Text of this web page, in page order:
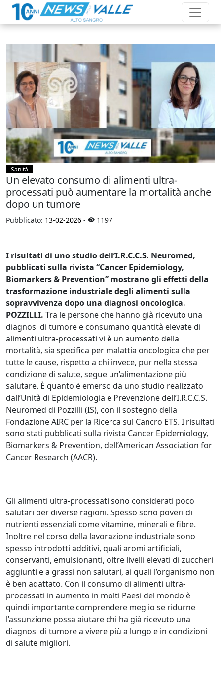
Sanità
Un elevato consumo di alimenti ultra-
processati può aumentare la mortalità anche
dopo un tumore
Pubblicato: 13-02-2026 - 1197
I risultati di uno studio dell’I.R.C.C.S. Neuromed,
pubblicati sulla rivista “Cancer Epidemiology,
Biomarkers & Prevention” mostrano gli effetti della
trasformazione industriale degli alimenti sulla
sopravvivenza dopo una diagnosi oncologica.
POZZILLI. Tra le persone che hanno già ricevuto una
diagnosi di tumore e consumano quantità elevate di
alimenti ultra-processati vi è un aumento della
mortalità, sia specifica per malattia oncologica che per
tutte le cause, rispetto a chi invece, pur nella stessa
condizione di salute, segue un’alimentazione più
salutare. È quanto è emerso da uno studio realizzato
dall’Unità di Epidemiologia e Prevenzione dell’I.R.C.C.S.
Neuromed di Pozzilli (IS), con il sostegno della
Fondazione AIRC per la Ricerca sul Cancro ETS. I risultati
sono stati pubblicati sulla rivista Cancer Epidemiology,
Biomarkers & Prevention, dell’American Association for
Cancer Research (AACR).
Gli alimenti ultra-processati sono considerati poco
salutari per diverse ragioni. Spesso sono poveri di
nutrienti essenziali come vitamine, minerali e fibre.
Inoltre nel corso della lavorazione industriale sono
spesso introdotti additivi, quali aromi artificiali,
conservanti, emulsionanti, oltre livelli elevati di zuccheri
aggiunti e a grassi non salutari, ai quali l’organismo non
è ben adattato. Con il consumo di alimenti ultra-
processati in aumento in molti Paesi del mondo è
quindi importante comprendere meglio se ridurne
l’assunzione possa aiutare chi ha già ricevuto una
diagnosi di tumore a vivere più a lungo e in condizioni
di salute migliori.